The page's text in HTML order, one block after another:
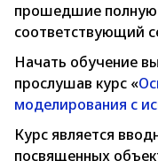
прошедшие полную
соответствующий
Начать обучение
прослушав курс «
моделирования с
Курс является
посвященных